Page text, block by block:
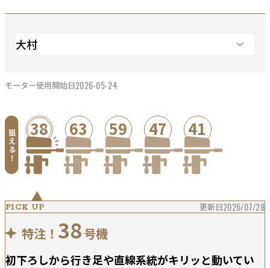
大村
モーター使用開始日2026-05-24
狙
え
る
！
38 63 59 47 41
PICK UP 更新日2026/07/28
特注！ 38号機
初下ろしから行き足や直線系統がキリッと動いてい